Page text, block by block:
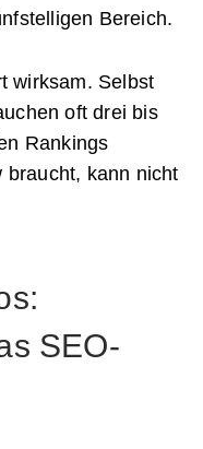
Bereich.
wirksam. Selbst
oft drei bis
Rankings
braucht, kann nicht
SEO-